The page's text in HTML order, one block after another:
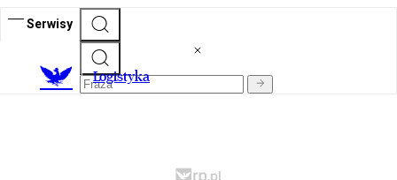
Serwisy
Logistyka